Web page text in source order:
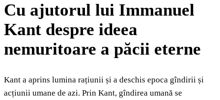
Cu ajutorul lui Immanuel
Kant despre ideea
nemuritoare a păcii eterne
Kant a aprins lumina rațiunii și a deschis epoca gîndirii și
acțiunii umane de azi. Prin Kant, gîndirea umană se